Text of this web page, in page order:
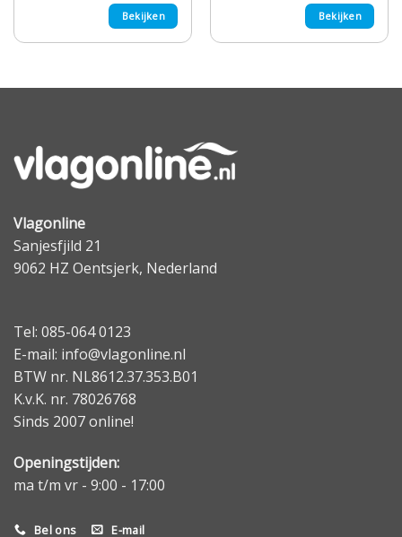
Bekijken Bekijken
Vlagonline
Sanjesfjild 21
9062 HZ Oentsjerk, Nederland
Tel: 085-064 0123
E-mail: info@vlagonline.nl
BTW nr. NL8612.37.353.B01
K.v.K. nr. 78026768
Sinds 2007 online!
Openingstijden:
ma t/m vr - 9:00 - 17:00
Bel ons E-mail